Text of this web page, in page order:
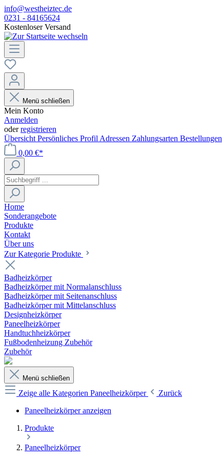
info@westheiztec.de
0231 - 84165624
Kostenloser Versand
Menü schließen
Mein Konto
Anmelden
oderregistrieren
Übersicht Persönliches Profil Adressen Zahlungsarten Bestellungen
0,00 €*
Home
Sonderangebote
Produkte
Kontakt
Über uns
Zur Kategorie Produkte
Badheizkörper
Badheizkörper mit Normalanschluss
Badheizkörper mit Seitenanschluss
Badheizkörper mit Mittelanschluss
Designheizkörper
Paneelheizkörper
Handtuchheizkörper
Fußbodenheizung Zubehör
Zubehör
Menü schließen
Zeige alle Kategorien Paneelheizkörper
Zurück
Paneelheizkörper anzeigen
Produkte
Paneelheizkörper